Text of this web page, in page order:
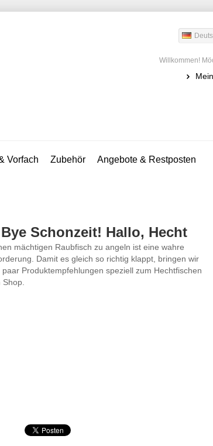
Willkommen!
Vorfach Zubehör
Angebote & Restposten
Schonzeit! Hallo, Hecht
mächtigen Raubfisch zu angeln ist eine wahre
Damit es gleich so richtig klappt, bringen wir
paar Produktempfehlungen speziell zum Hechtfischen